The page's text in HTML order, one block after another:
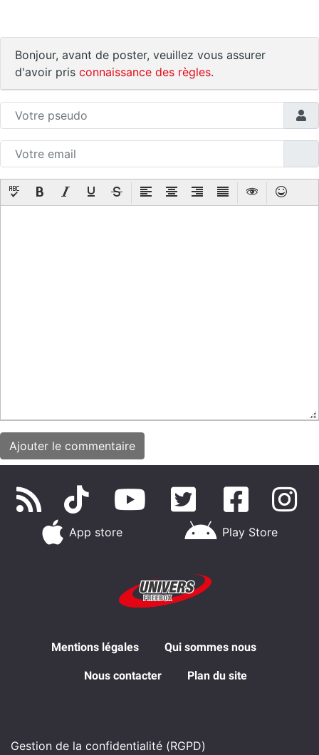
Bonjour, avant de poster, veuillez vous assurer
d'avoir pris connaissance des règles.
App store Play Store
Mentions légales Qui sommes nous
Nous contacter Plan du site
Gestion de la confidentialité (RGPD)